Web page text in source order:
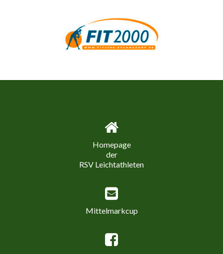
Homepage
der
RSV Leichtathleten
Mittelmarkcup